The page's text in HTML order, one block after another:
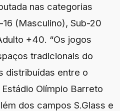
nas categorias
16 (Masculino), Sub-20
+40. “Os jogos
tradicionais do
distribuídas entre o
Olímpio Barreto
dos campos S.Glass e